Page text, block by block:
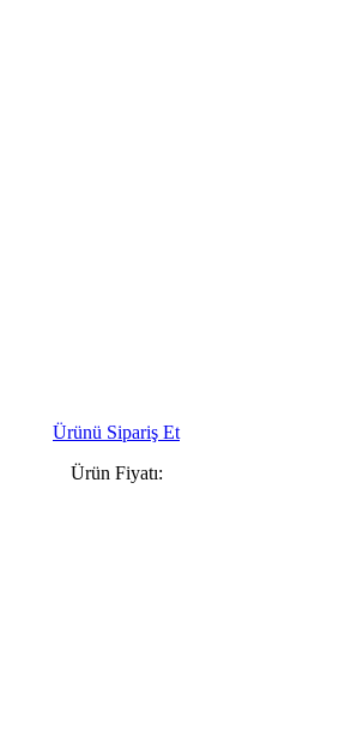
Ürünü Sipariş Et
Ürün Fiyatı: